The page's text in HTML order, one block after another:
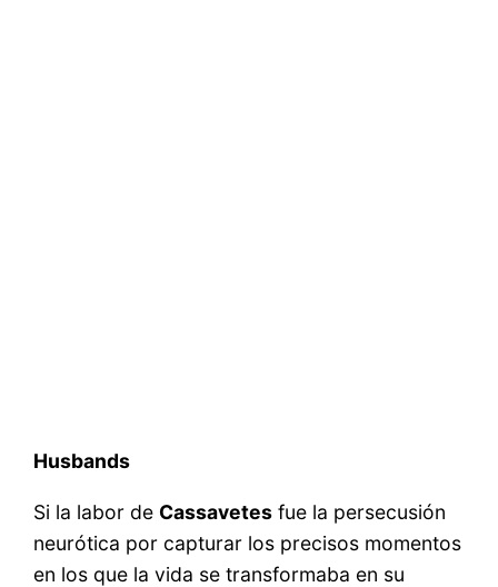
Husbands
Si la labor de Cassavetes fue la persecusión
neurótica por capturar los precisos momentos
en los que la vida se transformaba en su